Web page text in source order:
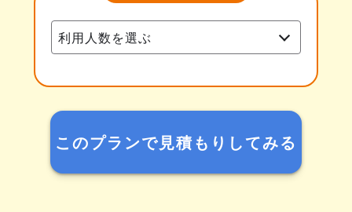
このプランで見積もりしてみる